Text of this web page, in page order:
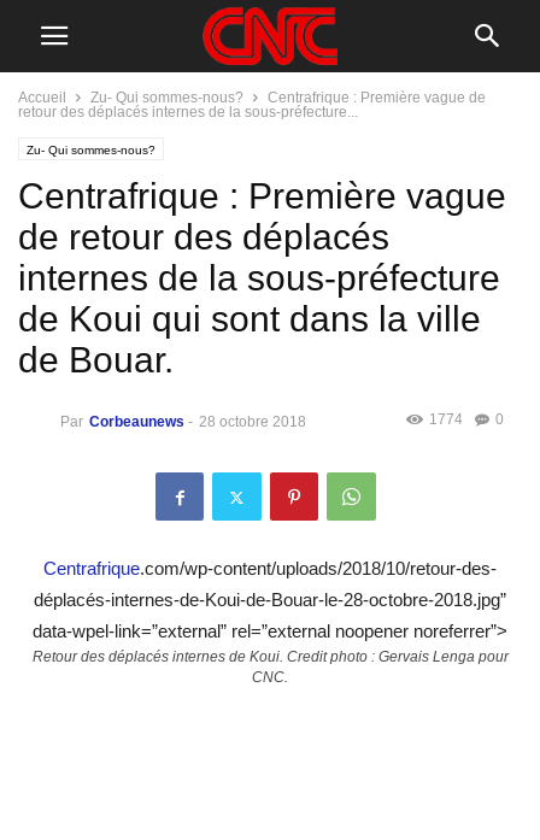
Accueil Zu- Qui sommes-nous?
Centrafrique : Première vague de
retour des déplacés internes de la sous-préfecture...
Zu- Qui sommes-nous?
Centrafrique : Première vague
de retour des déplacés
internes de la sous-préfecture
de Koui qui sont dans la ville
de Bouar.
Par Corbeaunews - 28 octobre 2018 0
1774
Centrafrique.com/wp-content/uploads/2018/10/retour-des-
déplacés-internes-de-Koui-de-Bouar-le-28-octobre-2018.jpg”
data-wpel-link=”external” rel=”external noopener noreferrer”>
Retour des déplacés internes de Koui. Credit photo : Gervais Lenga pour
CNC.